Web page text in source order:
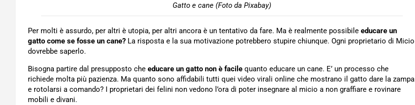
Gatto e cane (Foto da Pixabay)
Per molti è assurdo, per altri è utopia, per altri ancora è un tentativo da fare. Ma è realmente possibile educare un
gatto come se fosse un cane? La risposta e la sua motivazione potrebbero stupire chiunque. Ogni proprietario di Micio
dovrebbe saperlo.
Bisogna partire dal presupposto che educare un gatto non è facile quanto educare un cane. E’ un processo che
richiede molta più pazienza. Ma quanto sono affidabili tutti quei video virali online che mostrano il gatto dare la zampa
e rotolarsi a comando? I proprietari dei felini non vedono l’ora di poter insegnare al micio a non graffiare e rovinare
mobili e divani.